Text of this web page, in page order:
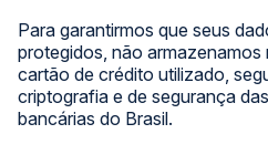
Para garantirmos que seus
protegidos, não
cartão de crédito utilizado,
criptografia e de segurança
bancárias do Brasil.